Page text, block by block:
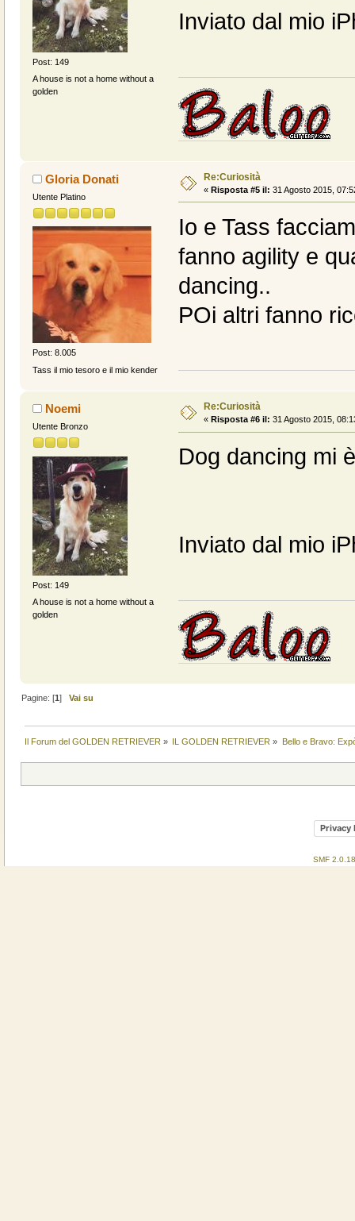
Post: 149
A house is not a home without a
golden
Inviato dal mio
Gloria Donati
Utente Platino
Post: 8.005
Tass il mio tesoro e il mio kender
Re:Curiosità
« Risposta #5 il: 31 Agosto 2015,
Io e Tass
fanno agility e
dancing..
POi altri fanno
Noemi
Utente Bronzo
Post: 149
A house is not a home without a
golden
Re:Curiosità
« Risposta #6 il: 31 Agosto 2015,
Dog dancing mi
Inviato dal mio
Pagine: [1]Vai su
Il Forum del GOLDEN RETRIEVER » IL GOLDEN RETRIEVER » Bello e Bravo:
Privacy
SMF 2.0.18